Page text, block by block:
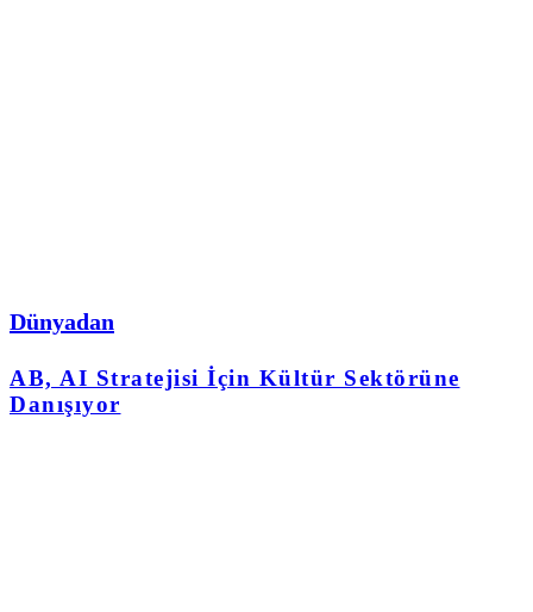
Dünyadan
AB, AI Stratejisi İçin Kültür Sektörüne
Danışıyor